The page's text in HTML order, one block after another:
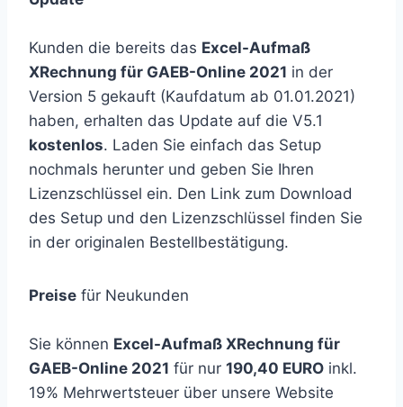
Kunden die bereits das Excel-Aufmaß
XRechnung für GAEB-Online 2021 in der
Version 5 gekauft (Kaufdatum ab 01.01.2021)
haben, erhalten das Update auf die V5.1
kostenlos. Laden Sie einfach das Setup
nochmals herunter und geben Sie Ihren
Lizenzschlüssel ein. Den Link zum Download
des Setup und den Lizenzschlüssel finden Sie
in der originalen Bestellbestätigung.
Preise für Neukunden
Sie können Excel-Aufmaß XRechnung für
GAEB-Online 2021 für nur 190,40 EURO inkl.
19% Mehrwertsteuer über unsere Website